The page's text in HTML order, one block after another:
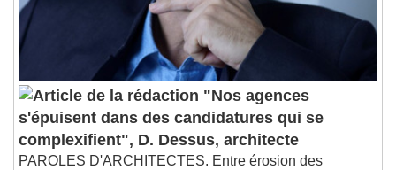
"Nos agences
s'épuisent dans des candidatures qui se
complexifient", D. Dessus, architecte
PAROLES D'ARCHITECTES. Entre érosion des